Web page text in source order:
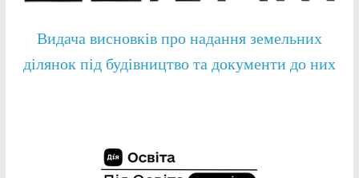
Видача висновків про надання земельних
ділянок під будівництво та документи до них